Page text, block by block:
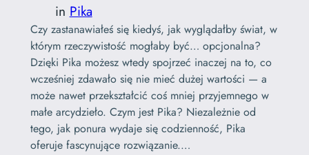
in Pika
Czy zastanawiałeś się kiedyś, jak wyglądałby świat, w
którym rzeczywistość mogłaby być… opcjonalna?
Dzięki Pika możesz wtedy spojrzeć inaczej na to, co
wcześniej zdawało się nie mieć dużej wartości — a
może nawet przekształcić coś mniej przyjemnego w
małe arcydzieło. Czym jest Pika? Niezależnie od
tego, jak ponura wydaje się codzienność, Pika
oferuje fascynujące rozwiązanie.…